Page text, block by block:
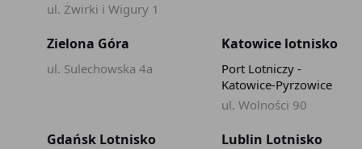
ul. Żwirki i Wigury 1
Zielona Góra
ul. Sulechowska 4a
Katowice lotnisko
Port Lotniczy -
Katowice-Pyrzowice
ul. Wolności 90
Gdańsk Lotnisko Lublin Lotnisko